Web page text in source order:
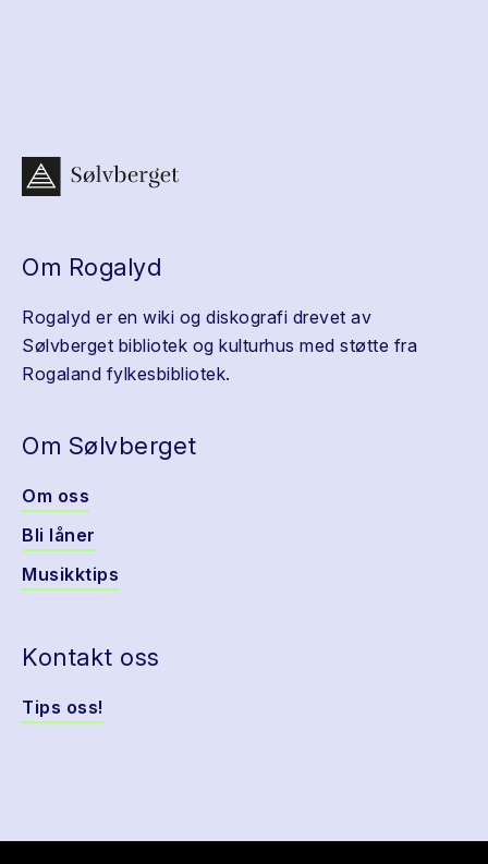
Om Rogalyd
Rogalyd er en wiki og diskografi drevet av
Sølvberget bibliotek og kulturhus med støtte fra
Rogaland fylkesbibliotek.
Om Sølvberget
Om oss
Bli låner
Musikktips
Kontakt oss
Tips oss!